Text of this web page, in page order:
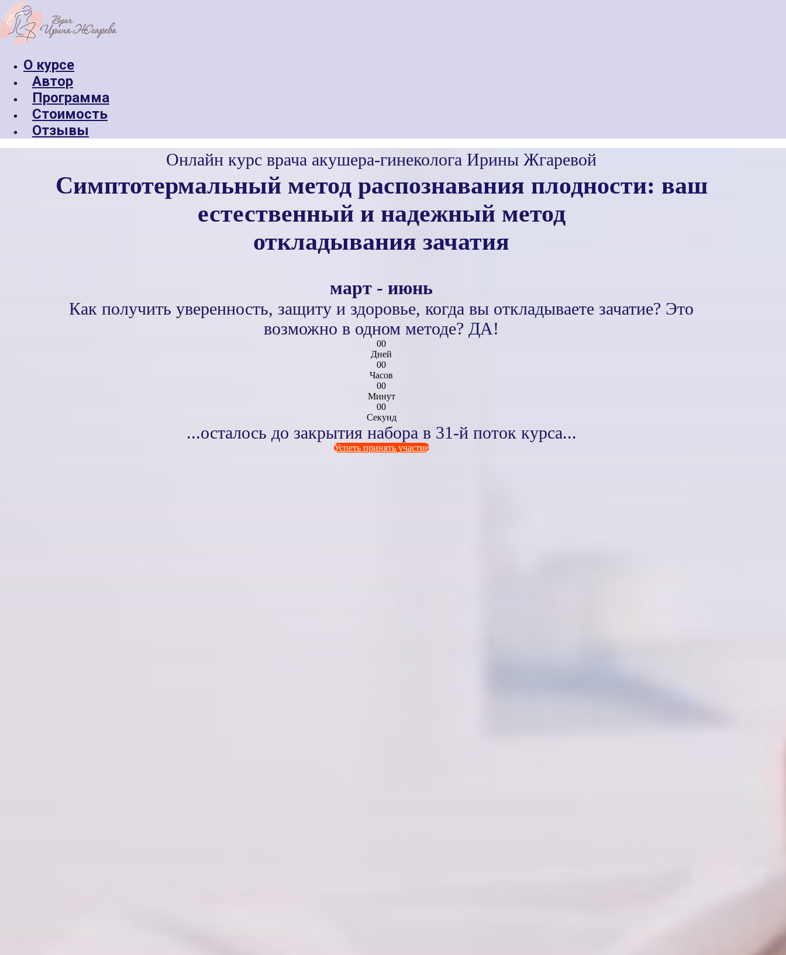
О курсe
Автор
Программа
Стоимость
Отзывы
Онлайн курс врача акушера-гинеколога Ирины Жгаревой
Симптотермальный метод распознавания плодности: ваш
естественный и надежный метод
откладывания зачатия
март - июнь
Как получить уверенность, защиту и здоровье, когда вы откладываете зачатие? Это
возможно в одном методе? ДА!
00
Дней
00
Часов
00
Минут
00
Секунд
...осталось до закрытия набора в 31-й поток курса...
Успеть принять участие